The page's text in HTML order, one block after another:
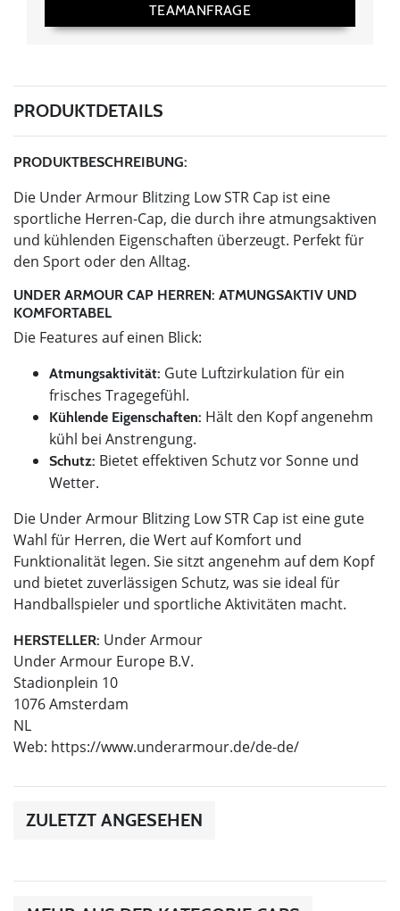
TEAMANFRAGE
PRODUKTDETAILS
PRODUKTBESCHREIBUNG:
Die Under Armour Blitzing Low STR Cap ist eine
sportliche Herren-Cap, die durch ihre atmungsaktiven
und kühlenden Eigenschaften überzeugt. Perfekt für
den Sport oder den Alltag.
UNDER ARMOUR CAP HERREN: ATMUNGSAKTIV UND
KOMFORTABEL
Die Features auf einen Blick:
Atmungsaktivität: Gute Luftzirkulation für ein
frisches Tragegefühl.
Kühlende Eigenschaften: Hält den Kopf angenehm
kühl bei Anstrengung.
Schutz: Bietet effektiven Schutz vor Sonne und
Wetter.
Die Under Armour Blitzing Low STR Cap ist eine gute
Wahl für Herren, die Wert auf Komfort und
Funktionalität legen. Sie sitzt angenehm auf dem Kopf
und bietet zuverlässigen Schutz, was sie ideal für
Handballspieler und sportliche Aktivitäten macht.
HERSTELLER: Under Armour
Under Armour Europe B.V.
Stadionplein 10
1076 Amsterdam
NL
Web: https://www.underarmour.de/de-de/
ZULETZT ANGESEHEN